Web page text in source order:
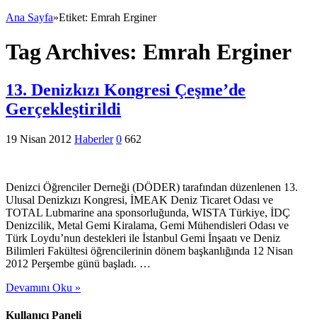
Ana Sayfa»Etiket: Emrah Erginer
Tag Archives: Emrah Erginer
13. Denizkızı Kongresi Çeşme’de
Gerçekleştirildi
19 Nisan 2012 Haberler 0 662
Denizci Öğrenciler Derneği (DÖDER) tarafından düzenlenen 13.
Ulusal Denizkızı Kongresi, İMEAK Deniz Ticaret Odası ve
TOTAL Lubmarine ana sponsorluğunda, WISTA Türkiye, İDÇ
Denizcilik, Metal Gemi Kiralama, Gemi Mühendisleri Odası ve
Türk Loydu’nun destekleri ile İstanbul Gemi İnşaatı ve Deniz
Bilimleri Fakültesi öğrencilerinin dönem başkanlığında 12 Nisan
2012 Perşembe günü başladı. …
Devamını Oku »
Kullanıcı Paneli